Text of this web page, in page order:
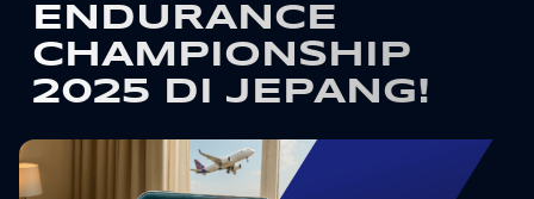
ENDURANCE
CHAMPIONSHIP
2025 DI JEPANG!